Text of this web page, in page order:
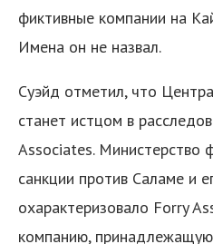
фиктивные компании на
Имена он не назвал.
Суэйд отметил, что
станет истцом в
Associates. Министерство
санкции против Саламе и
охарактеризовало Forry
компанию,